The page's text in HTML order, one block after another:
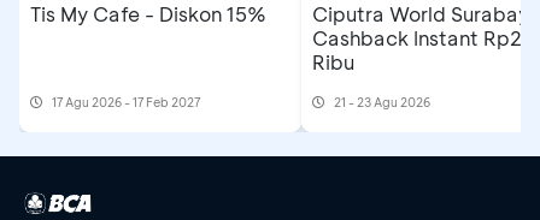
Tis My Cafe - Diskon 15%
17 Agu 2026 - 17 Feb 2027
Ciputra World
Cashback Instant Rp25
Ribu
21 - 23 Agu 2026